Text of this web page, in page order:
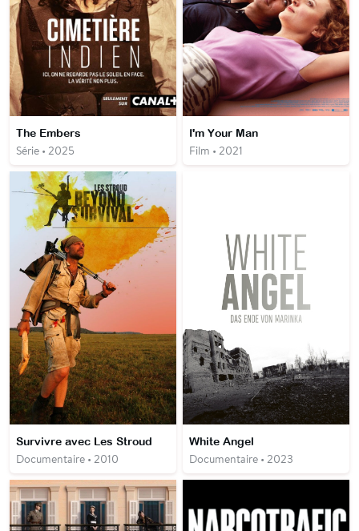
The Embers
Série • 2025
I'm Your Man
Film • 2021
Survivre avec Les Stroud
Documentaire • 2010
White Angel
Documentaire • 2023